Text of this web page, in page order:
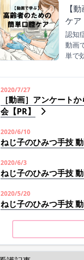
【
ケア
認知
動画
単で
2020/7/27
［動画］アンケート
会【PR】
2020/6/10
ねじ子のひみつ手技
2020/6/3
ねじ子のひみつ手技
2020/5/20
ねじ子のひみつ手技